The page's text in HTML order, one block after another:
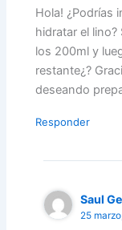
Hola! ¿Podrías
hidratar el
los 200ml y
restante¿?
deseando
Responder
Saul
25